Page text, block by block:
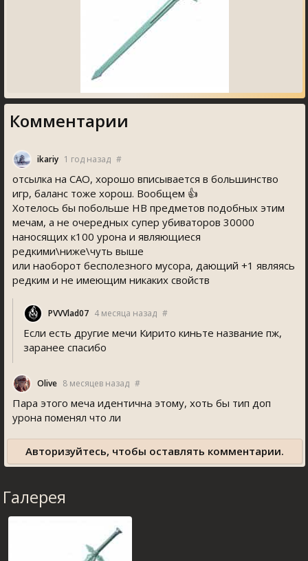
Комментарии
ikariy 1 год назад #
отсылка на САО, хорошо вписывается в большинство
игр, баланс тоже хорош. Вообщем 👍
Хотелось бы побольше HB предметов подобных этим
мечам, а не очередных супер убиваторов 30000
наносящих к100 урона и являющиеся
редкими\ниже\чуть выше
или наоборот бесполезного мусора, дающий +1 являясь
редким и не имеющим никаких свойств
PVVVlad07 4 месяца назад #
Если есть другие мечи Кирито киньте название пж,
заранее спасибо
Olive 8 месяцев назад #
Пара этого меча идентична этому, хоть бы тип доп
урона поменял что ли
Авторизуйтесь, чтобы оставлять комментарии.
Галерея